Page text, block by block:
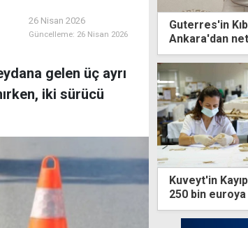
26 Nisan 2026
Güncelleme: 26 Nisan 2026
gelen üç ayrı
iki sürücü
Guterres'in
Ankara'dan
olmadan
Kuveyt'in
250 bin euroya